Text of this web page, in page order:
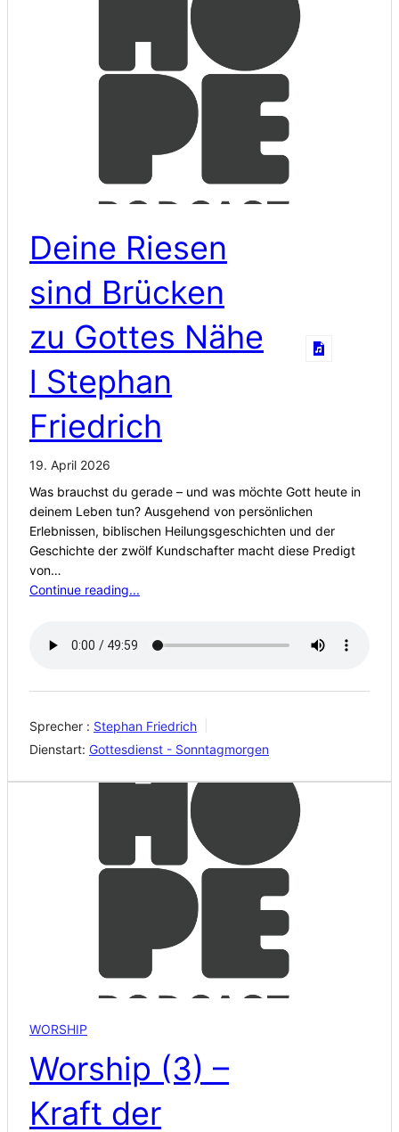
Deine Riesen
sind Brücken
zu Gottes Nähe
l Stephan
Friedrich
19. April 2026
Was brauchst du gerade – und was möchte Gott heute in
deinem Leben tun? Ausgehend von persönlichen
Erlebnissen, biblischen Heilungsgeschichten und der
Geschichte der zwölf Kundschafter macht diese Predigt
von…
Continue reading...
Sprecher : Stephan Friedrich
Dienstart: Gottesdienst - Sonntagmorgen
WORSHIP
Worship (3) –
Kraft der